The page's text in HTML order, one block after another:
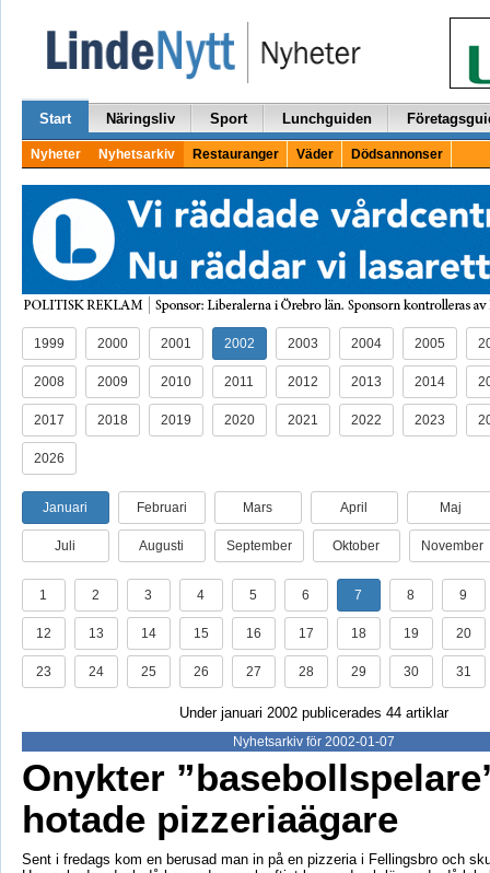
Start Näringsliv Sport Lunchguiden
Nyheter Nyhetsarkiv Restauranger Väder Dödsannonser
1999 2000 2001 2002 2003 2004 2005
2008 2009 2010 2011 2012 2013 2014
2017 2018 2019 2020 2021 2022 2023
2026
Januari Februari Mars April Maj
Juli Augusti September Oktober November
1 2 3 4 5 6 7 8 9
12 13 14 15 16 17 18 19 20
23 24 25 26 27 28 29 30 31
Under januari 2002 publicerades 44 artiklar
Nyhetsarkiv för 2002-01-07
Onykter
hotade pizzeriaägare
Sent i fredags kom en berusad man in på en pizzeria i Fellingsbro och